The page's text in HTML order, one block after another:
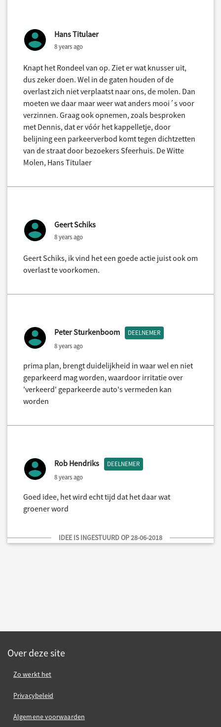
Hans Titulaer
8 years ago
Knapt het Rondeel van op. Ziet er wat knusser uit,
dus zeker doen. Wel in de gaten houden of de
overlast zich niet verplaatst naar ons, de molen. Dan
moeten we daar maar weer wat anders mooi´s voor
verzinnen. Graag ook opnemen, zoals besproken
met Dennis, dat er vóór het kappelletje, door
belijning een parkeerverbod komt tegen dichtzetten
van de straat door bezoekers Sfeerhuis. De Witte
Molen, Hans Titulaer
Geert Schiks
8 years ago
Geert Schiks, ik vind het een goede actie juist ook om
overlast te voorkomen.
Peter Sturkenboom DEELNEMER
8 years ago
prima plan, brengt duidelijkheid in waar wel en niet
geparkeerd mag worden, waardoor irritatie over
'verkeerd' geparkeerde auto's vermeden kan
worden
Rob Hendriks DEELNEMER
8 years ago
Goed idee, het wird echt tijd dat het daar wat
groener word
IDEE IS INGESTUURD OP 28-06-2018
Over deze site
Zo werkt het
Privacybeleid
Algemene voorwaarden